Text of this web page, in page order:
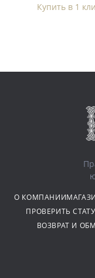
Купить в 1
О КОМПАНИИ
ПРОВЕРИТЬ
ВОЗВРАТ И